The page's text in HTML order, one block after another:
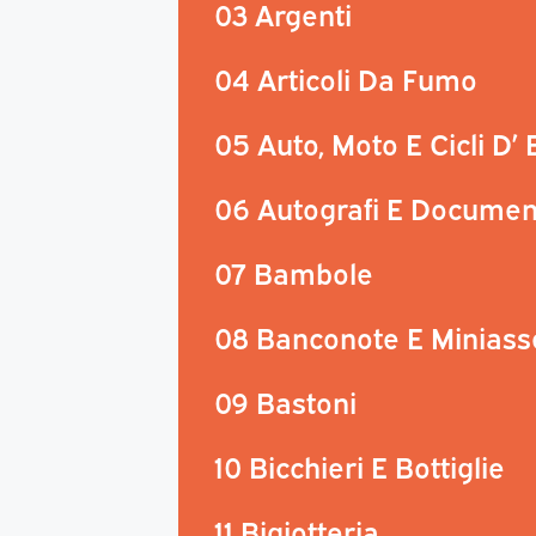
03 Argenti
04 Articoli Da Fumo
05 Auto, Moto E Cicli D’
06 Autografi E
07 Bambole
08 Banconote E
09 Bastoni
10 Bicchieri E Bottiglie